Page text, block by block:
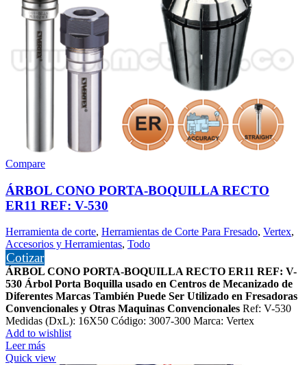
Compare
ÁRBOL CONO PORTA-BOQUILLA RECTO
ER11 REF: V-530
Herramienta de corte, Herramientas de Corte Para Fresado, Vertex,
Accesorios y Herramientas, Todo
Cotizar
ÁRBOL CONO PORTA-BOQUILLA RECTO ER11 REF: V-
530 Árbol Porta Boquilla usado en Centros de Mecanizado de
Diferentes Marcas También Puede Ser Utilizado en Fresadoras
Convencionales y Otras Maquinas Convencionales Ref: V-530
Medidas (DxL): 16X50 Código: 3007-300 Marca: Vertex
Add to wishlist
Leer más
Quick view